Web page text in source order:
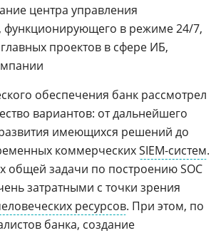
центра управления
функционирующего в режиме 24/7,
проектов в сфере ИБ,
обеспечения банк рассмотрел
вариантов: от дальнейшего
имеющихся решений до
коммерческихSIEM-систем.
общей задачи по построению SOC
затратными с точки зрения
ресурсов. При этом, по
банка, создание